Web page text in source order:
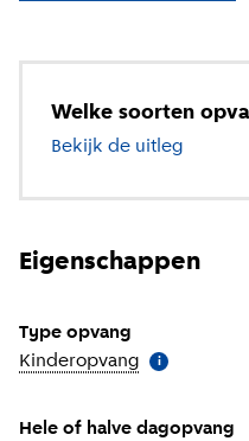
Welke soorten
Bekijk de uitleg over
Eigenschappen
Type opvang
Kinderopvang Meer
i
Hele of halve dagopvang